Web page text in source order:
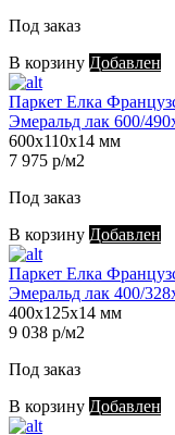
Под заказ
В корзину Добавлен
Паркет Елка
Эмеральд лак 600/
600х110х14 мм
7 975 р/м2
Под заказ
В корзину Добавлен
Паркет Елка
Эмеральд лак 400/
400х125х14 мм
9 038 р/м2
Под заказ
В корзину Добавлен